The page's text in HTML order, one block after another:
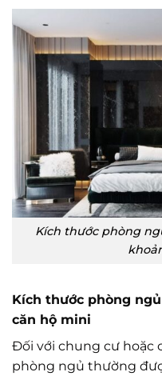
Kích thước phòng
Kích thước phòng
căn hộ mini
Đối với chung cư hoặc
phòng ngủ thường